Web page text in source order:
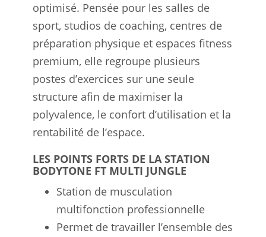
optimisé. Pensée pour les salles de
sport, studios de coaching, centres de
préparation physique et espaces fitness
premium, elle regroupe plusieurs
postes d’exercices sur une seule
structure afin de maximiser la
polyvalence, le confort d’utilisation et la
rentabilité de l’espace.
LES POINTS FORTS DE LA STATION
BODYTONE FT MULTI JUNGLE
Station de musculation
multifonction professionnelle
Permet de travailler l’ensemble des